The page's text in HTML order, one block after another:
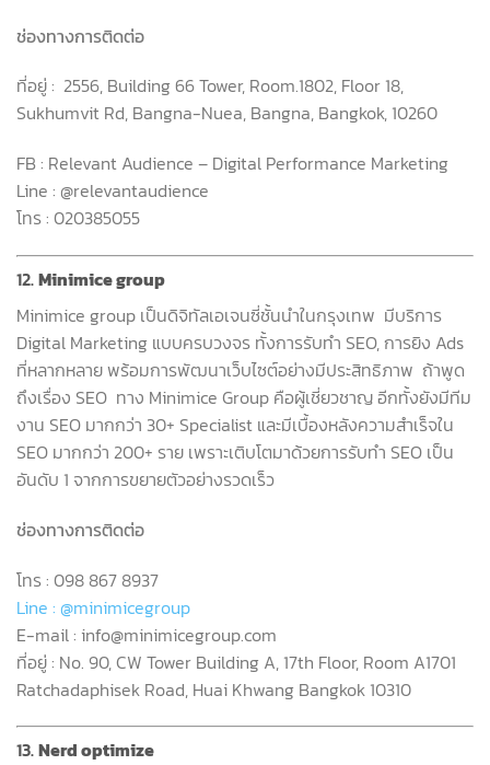
ช่องทางการติดต่อ
ที่อยู่: 2556, Building 66 Tower, Room.1802, Floor 18,
Sukhumvit Rd, Bangna-Nuea, Bangna, Bangkok, 10260
FB : Relevant Audience – Digital Performance Marketing
Line : @relevantaudience
โทร: 020385055
12.Minimice group
Minimice group เป็นดิจิทัลเอเจนซี่ชั้นนำในกรุงเทพ มีบริการ
Digital Marketing แบบครบวงจร ทั้งการรับทำ SEO,การยิง Ads
ที่หลากหลาย พร้อมการพัฒนาเว็บไซต์อย่างมีประสิทธิภาพ ถ้าพูด
ถึงเรื่อง SEO ทาง Minimice Group คือผู้เชี่ยวชาญ อีกทั้งยังมีทีม
งาน SEO มากกว่า 30+ Specialist และมีเบื้องหลังความสำเร็จใน
SEO มากกว่า 200+ ราย เพราะเติบโตมาด้วยการรับทำ SEO เป็น
อันดับ 1 จากการขยายตัวอย่างรวดเร็ว
ช่องทางการติดต่อ
โทร: 098 867 8937
Line : @minimicegroup
E-mail : info@minimicegroup.com
ที่อยู่: No. 90, CW Tower Building A, 17th Floor, Room A1701
Ratchadaphisek Road, Huai Khwang Bangkok 10310
13.Nerd optimize